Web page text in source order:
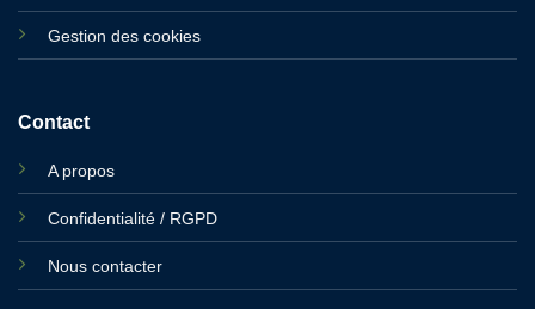
Gestion des cookies
Contact
A propos
Confidentialité / RGPD
Nous contacter